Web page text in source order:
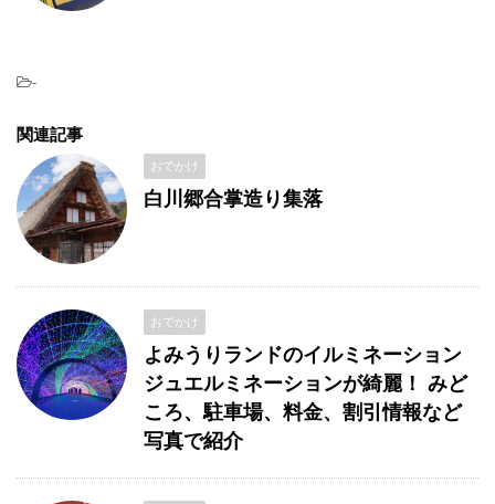
-
関連記事
おでかけ
白川郷合掌造り集落
おでかけ
よみうりランドのイルミネーション
ジュエルミネーションが綺麗！ みど
ころ、駐車場、料金、割引情報など
写真で紹介